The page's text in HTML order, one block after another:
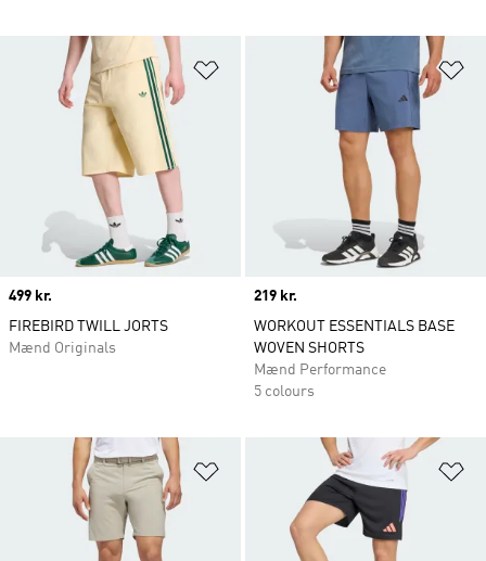
Føj til ønskeliste
Price
499 kr.
FIREBIRD TWILL JORTS
Mænd Originals
Price
219 kr.
WORKOUT ESSENTIALS BASE
WOVEN SHORTS
Mænd Performance
5 colours
Føj til ønskeliste